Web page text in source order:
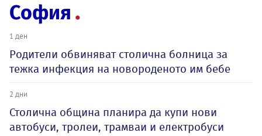
София
1 ден
Родители обвиняват столична болница за
тежка инфекция на новороденото им бебе
2 дни
Столична община планира да купи нови
автобуси, тролеи, трамваи и електробуси